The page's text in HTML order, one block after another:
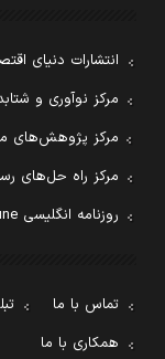
انتشارات دنیای
مرکز نوآوری و
مرکز پژوهش‌های
مرکز راه حل‌های
روزنامه انگلیسی Financial Tribune
تماس با ما
همکاری با ما